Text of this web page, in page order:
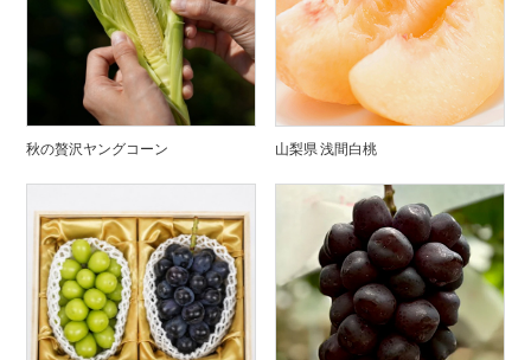
秋の贅沢ヤングコーン 山梨県 浅間白桃